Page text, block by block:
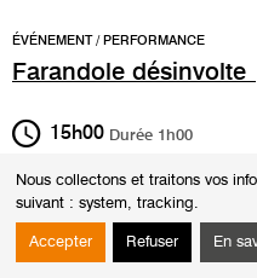
Nous collectons et traitons vos
suivant : system, tracking.
Accepter Refuser En
Farandole
ÉVÉNEMENT / PERFORMANCE
15h00 Durée 1h00
Après les musées Delacroix
danse Kachashi investit la
de Paris.